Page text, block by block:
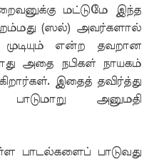
மட்டுமே இந்த
(ஸல்) அவர்களால்
என்ற தவறான
அதை நபிகள் நாயகம்
இதைத் தவிர்த்து
அனுமதி
பாடல்களைப் பாடுவது